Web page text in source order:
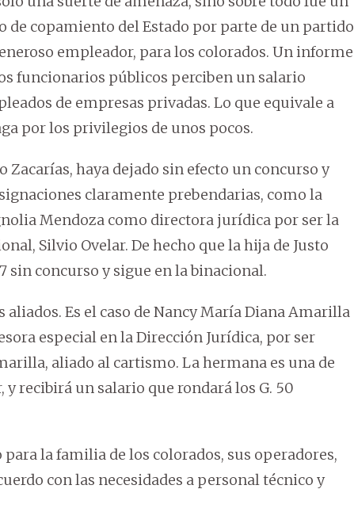
copamiento del Estado por parte de un partido
empleador, para los colorados. Un informe
funcionarios públicos perciben un salario
de empresas privadas. Lo que equivale a
por los privilegios de unos pocos.
Zacarías, haya dejado sin efecto un concurso y
claramente prebendarias, como la
Mendoza como directora jurídica por ser la
Silvio Ovelar. De hecho que la hija de Justo
sin concurso y sigue en la binacional.
Es el caso de Nancy María Diana Amarilla
especial en la Dirección Jurídica, por ser
aliado al cartismo. La hermana es una de
y recibirá un salario que rondará los G. 50
la familia de los colorados, sus operadores,
con las necesidades a personal técnico y